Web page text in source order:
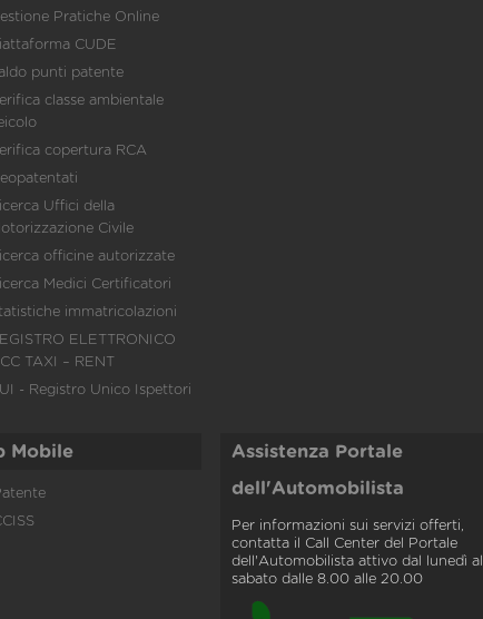
Pratiche Online
CUDE
punti patente
classe ambientale
copertura RCA
Uffici della
Civile
officine autorizzate
Medici Certificatori
immatricolazioni
ELETTRONICO
TAXI – RENT
- Registro Unico Ispettori
Mobile Assistenza Portale
dell'Automobilista
Per informazioni sui servizi offerti,
contatta il Call Center del Portale
dell'Automobilista attivo dal lunedì al
sabato dalle 8.00 alle 20.00